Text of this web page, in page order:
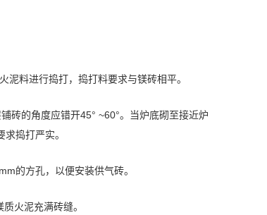
料进行捣打，捣打料要求与镁砖相平。
砖的角度应错开45° ~60°。当炉底砌至接近炉
捣打严实。
的方孔，以便安装供气砖。
火泥充满砖缝。